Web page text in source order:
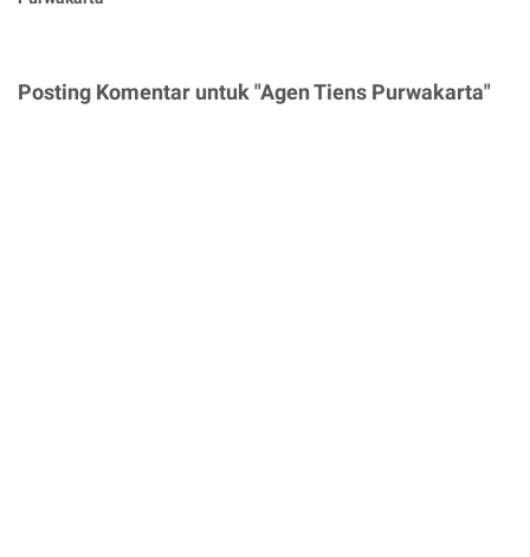
Posting Komentar untuk "Agen Tiens Purwakarta"